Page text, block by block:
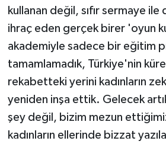
kullanan değil, sıfır sermaye
ihraç eden gerçek birer 'oyun
akademiyle sadece bir eğitim
tamamlamadık, Türkiye'nin
rekabetteki yerini kadınların
yeniden inşa ettik. Gelecek
şey değil, bizim mezun
kadınların ellerinde bizzat